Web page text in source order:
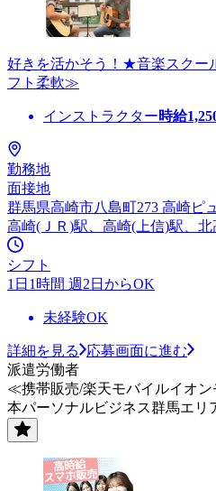
好きを活かそう！★音楽スクー
フト柔軟≫
インストラクター時給
勤務地
面接地
群馬県高崎市八島町273 高崎ピ
高崎(ＪＲ)駅、高崎(上信)駅、北
シフト
1日1時間 週2日からOK
未経験OK
詳細を見る
応募画面に進む
派遣労働者
≪携帯販売/楽天モバイルイオ
本パーソナルビジネス群馬エリ